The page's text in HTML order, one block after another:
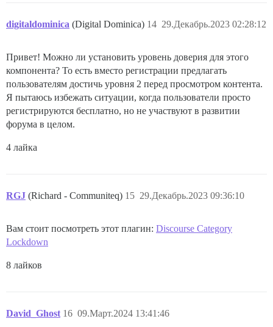
digitaldominica (Digital Dominica) 29.Декабрь.2023 02:28:12
14
Привет! Можно ли установить уровень доверия для этого
компонента? То есть вместо регистрации предлагать
пользователям достичь уровня 2 перед просмотром контента.
Я пытаюсь избежать ситуации, когда пользователи просто
регистрируются бесплатно, но не участвуют в развитии
форума в целом.
4 лайка
RGJ (Richard - Communiteq) 29.Декабрь.2023 09:36:10
15
Вам стоит посмотреть этот плагин: Discourse Category
Lockdown
8 лайков
David_Ghost 09.Март.2024 13:41:46
16